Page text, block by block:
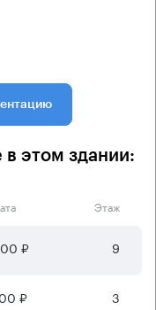
этом здании:
Этаж
₽ 9
₽ 3